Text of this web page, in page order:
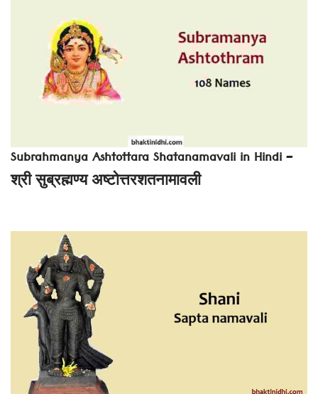
Subrahmanya Ashtottara Shatanamavali in Hindi –
श्री सुब्रह्मण्य अष्टोत्तरशतनामावली